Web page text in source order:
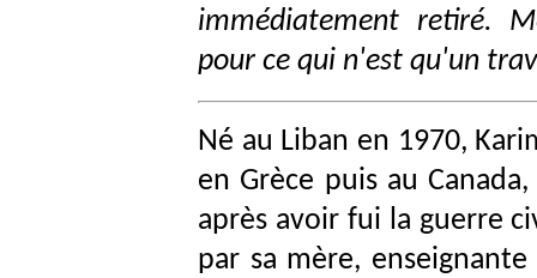
immédiatement retiré.
pour ce qui n'est qu'un
Né au Liban en 1970,
en Grèce puis au
après avoir fui la guerre
par sa mère,